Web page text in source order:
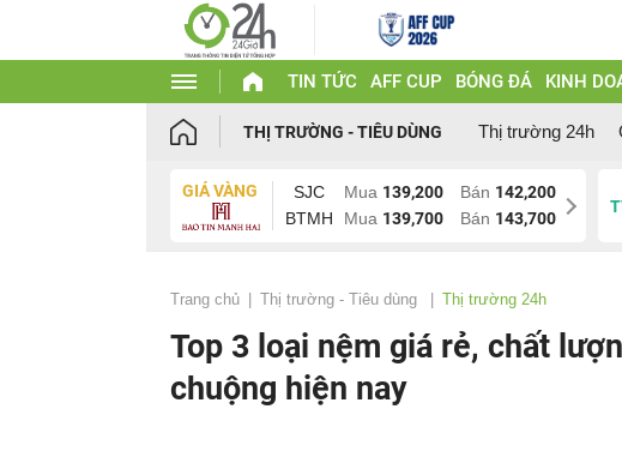
TIN TỨC AFF CUP BÓNG ĐÁ KINH
THỊ TRƯỜNG - TIÊU DÙNG Thị trường 24h
GIÁ VÀNG SJC Mua 139,200 Bán 142,200
BTMH
Mua 139,700 Bán 143,700
Trang chủ Thị trường - Tiêu dùng Thị trường 24h
Top 3 loại nệm giá rẻ, chất
chuộng hiện nay